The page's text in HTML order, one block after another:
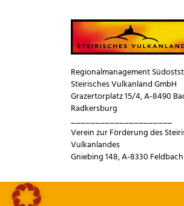
Regionalmanagement
Steirisches Vulkanland GmbH
Grazertorplatz 15/4, A-8490
Radkersburg
_____________________
Verein zur Förderung des
Vulkanlandes
Gniebing 148, A-8330 Feldbach